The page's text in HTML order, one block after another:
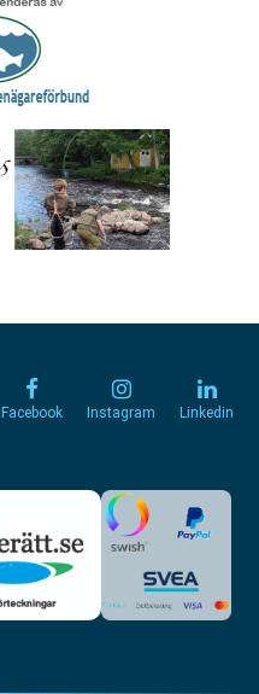
Facebook Instagram Linkedin